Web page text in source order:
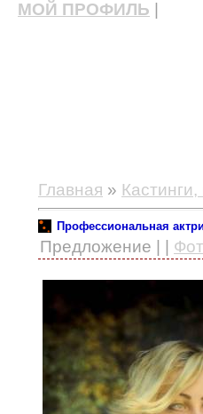
МОЙ ПРОФИЛЬ
Главная »
Профессиональная
Предложение | |